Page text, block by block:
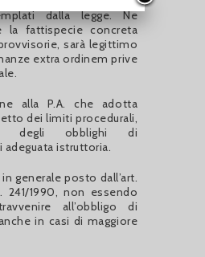
dalla legge. Ne
la fattispecie concreta
sarà legittimo
extra ordinem prive
alla P.A. che adotta
dei limiti procedurali,
degli obblighi di
istruttoria.
generale posto dall’art.
241/1990, non essendo
all’obbligo di
in casi di maggiore